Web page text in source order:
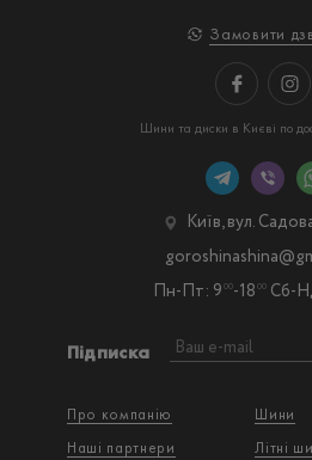
Замовити
Шини та диски в Києві по
Про компанію
Наші партнери
Шини
Літні
Підписка
Київ, вул.
Пн-Пт: 9 00-18 00 Сб-